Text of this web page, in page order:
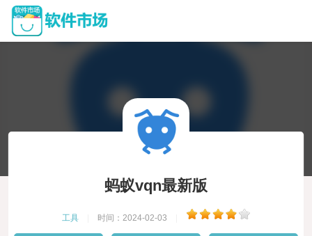
蚂蚁vqn最新版
工具 时间：2024-02-03